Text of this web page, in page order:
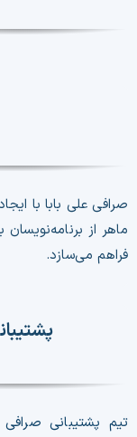
صرافی علی بابا با
ماهر از
فراهم می‌سازد.
تیم پشتیبانی